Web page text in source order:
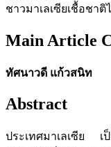
ชาวมาเลเซียเชื้อชาติ
Main Article
ทัศนาวดี แก้วสนิท
Abstract
ประเทศมาเลเซีย เ